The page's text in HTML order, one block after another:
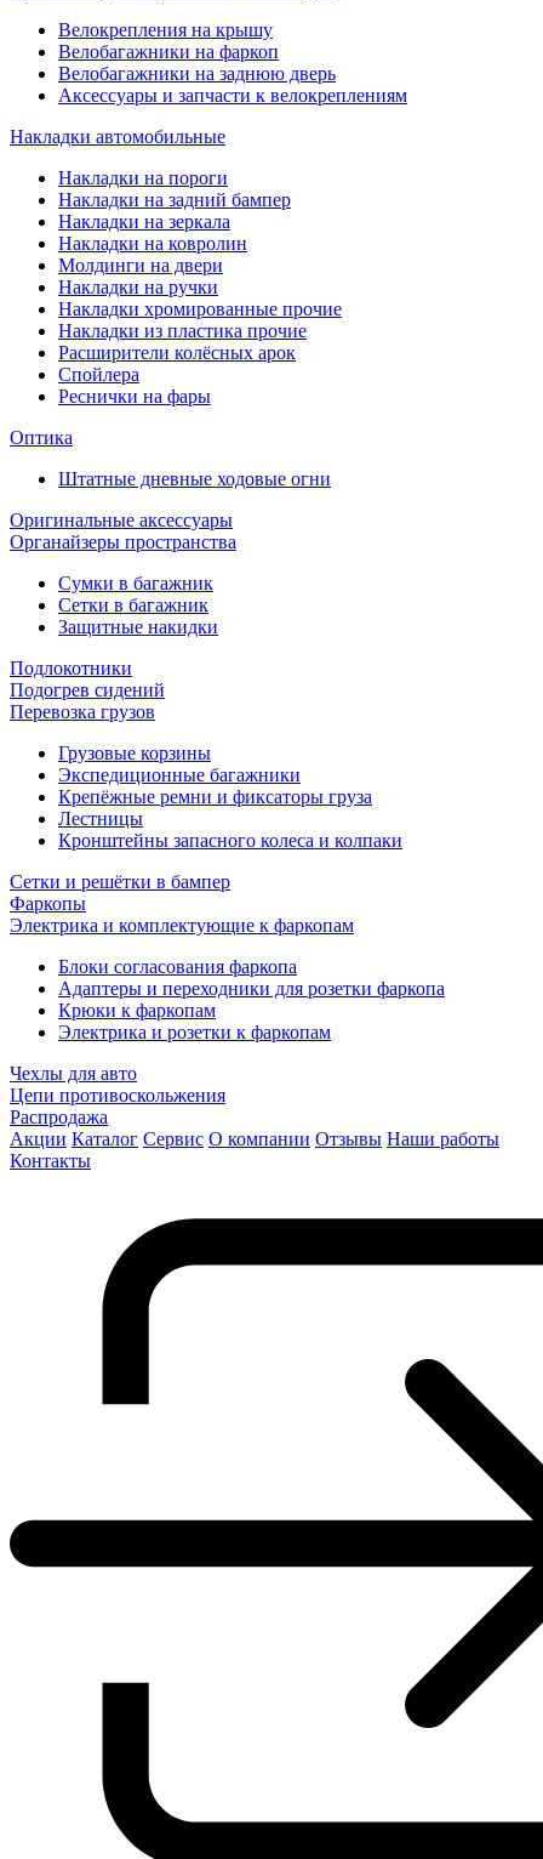
Велокрепления на крышу
Велобагажники на фаркоп
Велобагажники на заднюю дверь
Аксессуары и запчасти к велокреплениям
Накладки автомобильные
Накладки на пороги
Накладки на задний бампер
Накладки на зеркала
Накладки на ковролин
Молдинги на двери
Накладки на ручки
Накладки хромированные прочие
Накладки из пластика прочие
Расширители колёсных арок
Спойлера
Реснички на фары
Оптика
Штатные дневные ходовые огни
Оригинальные аксессуары
Органайзеры пространства
Сумки в багажник
Сетки в багажник
Защитные накидки
Подлокотники
Подогрев сидений
Перевозка грузов
Грузовые корзины
Экспедиционные багажники
Крепёжные ремни и фиксаторы груза
Лестницы
Кронштейны запасного колеса и колпаки
Сетки и решётки в бампер
Фаркопы
Электрика и комплектующие к фаркопам
Блоки согласования фаркопа
Адаптеры и переходники для розетки фаркопа
Крюки к фаркопам
Электрика и розетки к фаркопам
Чехлы для авто
Цепи противоскольжения
Распродажа
Акции Каталог Сервис О компании Отзывы Наши работы
Контакты